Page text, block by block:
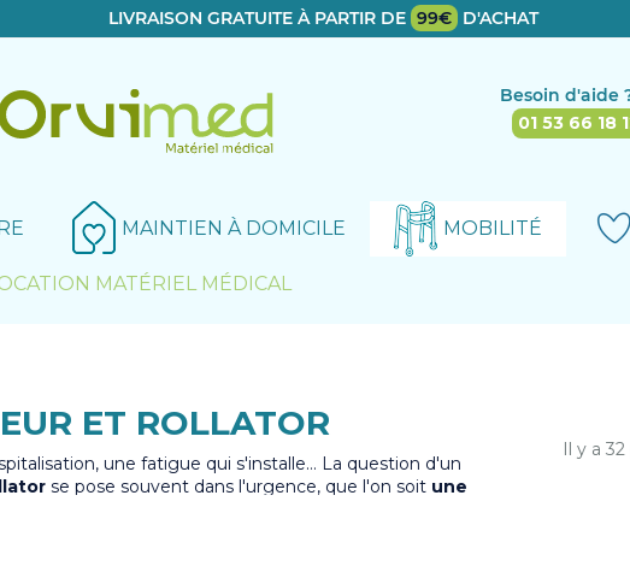
LIVRAISON GRATUITE À PARTIR DE 99€ D'ACHAT
Besoin d'aide
01 53 66 18
MAINTIEN À DOMICILE MOBILITÉ
MATÉRIEL MÉDICAL
ET ROLLATOR
une fatigue qui s'installe… La question d'un
se pose souvent dans l'urgence, que l'on soit une
que ce choix dépasse la simple commande en ligne : c'est une
Il y a